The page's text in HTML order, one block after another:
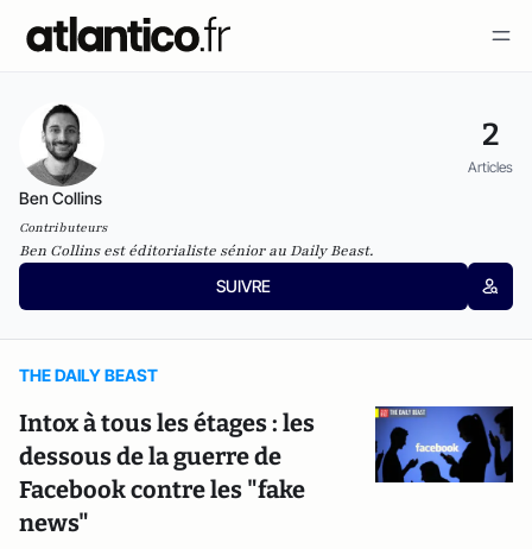
2
Articles
Ben Collins
Contributeurs
Ben Collins est éditorialiste sénior auDaily Beast.
SUIVRE
THE DAILY BEAST
Intox à tous les étages : les
dessous de la guerre de
Facebook contre les "fake
news"